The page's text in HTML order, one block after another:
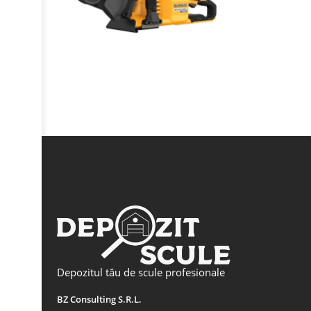
Depozitul tău de scule profesionale
BZ Consulting S.R.L.